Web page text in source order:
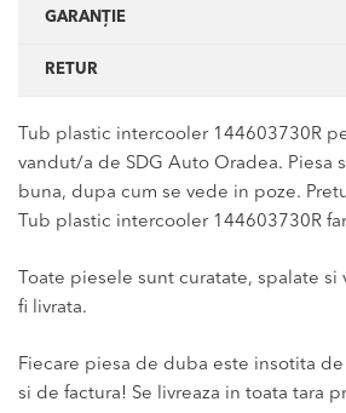
GARANȚIE
RETUR
Tub plastic intercooler 144603730R
vandut/a de SDG Auto Oradea. Piesa
buna, dupa cum se vede in poze.
Tub plastic intercooler 144603730R
Toate piesele sunt curatate, spalate
fi livrata.
Fiecare piesa de duba este insotita
si de factura! Se livreaza in toata tara